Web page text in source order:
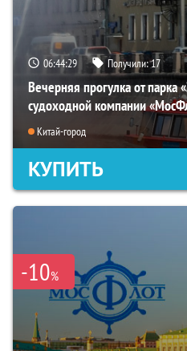
06:44:28 Получили:17
Вечерняя прогулка от парка
судоходной компании
Китай-город
КУПИТЬ
-10%